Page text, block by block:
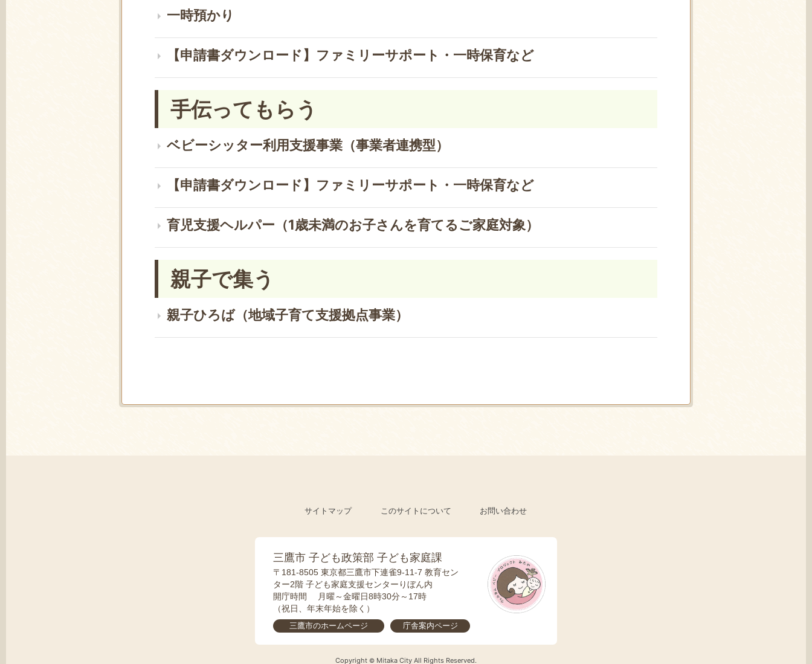
一時預かり
【申請書ダウンロード】ファミリーサポート・一時保育など
手伝ってもらう
ベビーシッター利用支援事業（事業者連携型）
【申請書ダウンロード】ファミリーサポート・一時保育など
育児支援ヘルパー（1歳未満のお子さんを育てるご家庭対象）
親子で集う
親子ひろば（地域子育て支援拠点事業）
サイトマップ このサイトについて お問い合わせ
三鷹市 子ども政策部 子ども家庭課
〒181-8505 東京都三鷹市下連雀9-11-7 教育セン
ター2階 子ども家庭支援センターりぼん内
開庁時間
月曜～金曜日8時30分～17時
（祝日、年末年始を除く）
三鷹市のホームページ 庁舎案内ページ
Copyright © Mitaka City All Rights Reserved.